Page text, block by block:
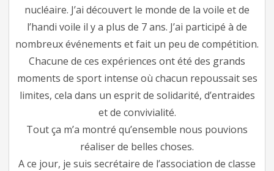
nucléaire. J’ai découvert le monde de la voile et de
l’handi voile il y a plus de 7 ans. J’ai participé à de
nombreux événements et fait un peu de compétition.
Chacune de ces expériences ont été des grands
moments de sport intense où chacun repoussait ses
limites, cela dans un esprit de solidarité, d’entraides
et de convivialité.
Tout ça m’a montré qu’ensemble nous pouvions
réaliser de belles choses.
A ce jour, je suis secrétaire de l’association de classe